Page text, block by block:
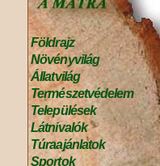
Földrajz
Növényvilág
Állatvilág
Természetvédelem
Települések
Látnivalók
Túraajánlatok
Sportok